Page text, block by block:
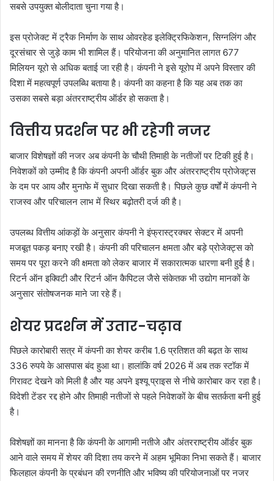
सबसे उपयुक्त बोलीदाता चुना गया है।
इस प्रोजेक्ट में ट्रैक निर्माण के साथ ओवरहेड इलेक्ट्रिफिकेशन, सिग्नलिंग और
दूरसंचार से जुड़े काम भी शामिल हैं। परियोजना की अनुमानित लागत 677
मिलियन यूरो से अधिक बताई जा रही है। कंपनी ने इसे यूरोप में अपने विस्तार की
दिशा में महत्वपूर्ण उपलब्धि बताया है। कंपनी का कहना है कि यह अब तक का
उसका सबसे बड़ा अंतरराष्ट्रीय ऑर्डर हो सकता है।
वित्तीय प्रदर्शन पर भी रहेगी नजर
बाजार विशेषज्ञों की नजर अब कंपनी के चौथी तिमाही के नतीजों पर टिकी हुई है।
निवेशकों को उम्मीद है कि कंपनी अपनी ऑर्डर बुक और अंतरराष्ट्रीय प्रोजेक्ट्स
के दम पर आय और मुनाफे में सुधार दिखा सकती है। पिछले कुछ वर्षों में कंपनी ने
राजस्व और परिचालन लाभ में स्थिर बढ़ोतरी दर्ज की है।
उपलब्ध वित्तीय आंकड़ों के अनुसार कंपनी ने इंफ्रास्ट्रक्चर सेक्टर में अपनी
मजबूत पकड़ बनाए रखी है। कंपनी की परिचालन क्षमता और बड़े प्रोजेक्ट्स को
समय पर पूरा करने की क्षमता को लेकर बाजार में सकारात्मक धारणा बनी हुई है।
रिटर्न ऑन इक्विटी और रिटर्न ऑन कैपिटल जैसे संकेतक भी उद्योग मानकों के
अनुसार संतोषजनक माने जा रहे हैं।
शेयर प्रदर्शन में उतार-चढ़ाव
पिछले कारोबारी सत्र में कंपनी का शेयर करीब 1.6 प्रतिशत की बढ़त के साथ
336 रुपये के आसपास बंद हुआ था। हालांकि वर्ष 2026 में अब तक स्टॉक में
गिरावट देखने को मिली है और यह अपने इश्यू प्राइस से नीचे कारोबार कर रहा है।
विदेशी टेंडर रद्द होने और तिमाही नतीजों से पहले निवेशकों के बीच सतर्कता बनी हुई
है।
विशेषज्ञों का मानना है कि कंपनी के आगामी नतीजे और अंतरराष्ट्रीय ऑर्डर बुक
आने वाले समय में शेयर की दिशा तय करने में अहम भूमिका निभा सकते हैं। बाजार
फिलहाल कंपनी के प्रबंधन की रणनीति और भविष्य की परियोजनाओं पर नजर